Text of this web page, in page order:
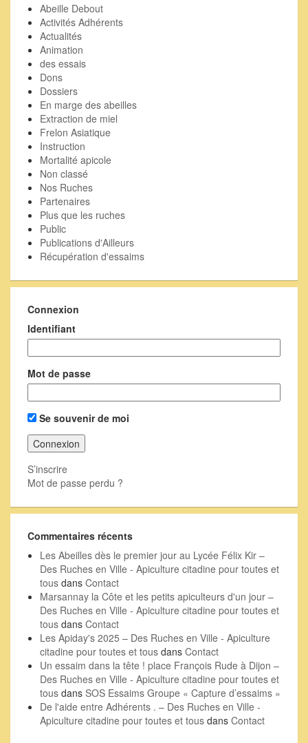
Abeille Debout
Activités Adhérents
Actualités
Animation
des essais
Dons
Dossiers
En marge des abeilles
Extraction de miel
Frelon Asiatique
Instruction
Mortalité apicole
Non classé
Nos Ruches
Partenaires
Plus que les ruches
Public
Publications d'Ailleurs
Récupération d'essaims
Connexion
Identifiant
Mot de passe
Se souvenir de moi
S’inscrire
Mot de passe perdu ?
Commentaires récents
Les Abeilles dès le premier jour au Lycée Félix Kir –
Des Ruches en Ville - Apiculture citadine pour toutes et
tous dans Contact
Marsannay la Côte et les petits apiculteurs d'un jour –
Des Ruches en Ville - Apiculture citadine pour toutes et
tous dans Contact
Les Apiday's 2025 – Des Ruches en Ville - Apiculture
citadine pour toutes et tous dans Contact
Un essaim dans la tête ! place François Rude à Dijon –
Des Ruches en Ville - Apiculture citadine pour toutes et
tous dans SOS Essaims Groupe « Capture d’essaims »
De l'aide entre Adhérents . – Des Ruches en Ville -
Apiculture citadine pour toutes et tous dans Contact